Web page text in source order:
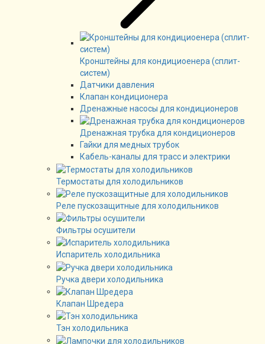
Кронштейны для кондициоенера (сплит-
систем)
Датчики давления
Клапан кондиционера
Дренажные насосы для кондиционеров
Дренажная трубка для кондиционеров
Гайки для медных трубок
Кабель-каналы для трасс и электрики
Термостаты для холодильников
Реле пускозащитные для холодильников
Фильтры осушители
Испаритель холодильника
Ручка двери холодильника
Клапан Шредера
Тэн холодильника